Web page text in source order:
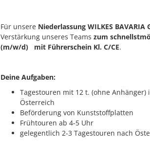
Für unsereNiederlassung WILKES BAVARIA
Verstärkung unseres Teams zum
(m/w/d) mit Führerschein Kl. C/CE.
Deine Aufgaben:
Tagestouren mit 12 t. (ohne
Österreich
Beförderung von Kunststoffplatten
Frühtouren ab 4-5 Uhr
gelegentlich 2-3 Tagestouren nach